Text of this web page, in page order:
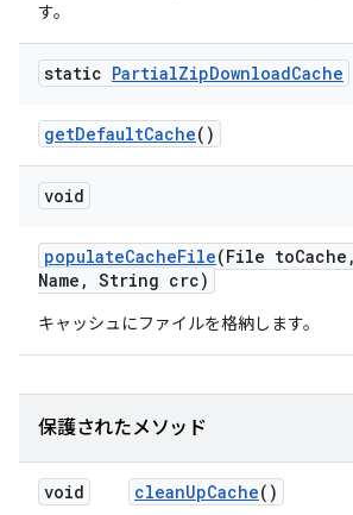
す。
static PartialZipDownloadCache
getDefaultCache()
void
populateCacheFile(File toCache ,
Name , String crc)
キャッシュにファイルを格納します。
保護されたメソッド
void cleanUpCache()